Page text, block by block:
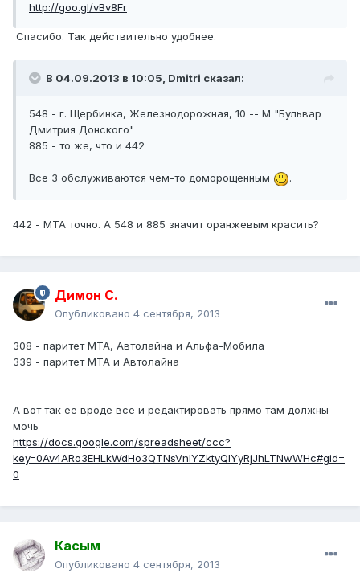
http://goo.gl/vBv8Fr
Спасибо. Так действительно удобнее.
В 04.09.2013 в 10:05, Dmitri сказал:
548 - г. Щербинка, Железнодорожная, 10 -- М "Бульвар
Дмитрия Донского"
885 - то же, что и 442
Все 3 обслуживаются чем-то доморощенным .
442 - МТА точно. А 548 и 885 значит оранжевым красить?
Димон С.
Опубликовано 4 сентября, 2013
308 - паритет МТА, Автолайна и Альфа-Мобила
339 - паритет МТА и Автолайна
А вот так её вроде все и редактировать прямо там должны
мочь
https://docs.google.com/spreadsheet/ccc?
key=0Av4ARo3EHLkWdHo3QTNsVnlYZktyQlYyRjJhLTNwWHc#gid=
0
Касым
Опубликовано 4 сентября, 2013